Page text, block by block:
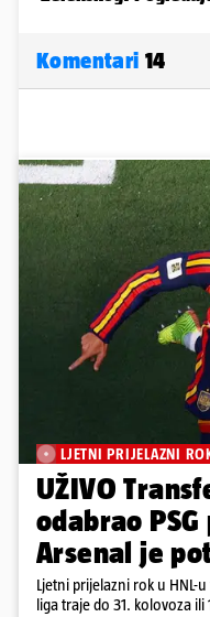
Komentari 14
LJETNI PRIJELAZNI
UŽIVO
odabrao
Arsenal je
Ljetni prijelazni rok u HNL-
liga traje do 31. kolovoza ili